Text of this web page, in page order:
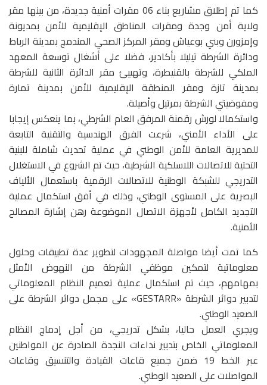
كما تم إطلاق مشاريع بناء 06 مقرات أمنية جديدة، من بينها مقر
ولاية أمن وجدة ومقرات المناطق الإقليمية للأمن بمديونة
وإمزورن وبني بوعياش ومقر المركز الصحي المندمج بمدينة الرباط
ودائرة الشرطة تيليلا بأكادير، فضلا على أشغال توسعة المعهد
الملكي للشرطة بالقنيطرة، وتهييئ مقر الدائرة الثانية للشرطة
بمدينة تازة ومقر المنطقة الإقليمية للأمن بمدينة تمارة
ومفوضيتي الشرطة بمرتيل وأصيلة.
واستكمالا لورش رقمنة المرفق العام الشرطي، بما ينعكس إيجابا
على الأداء الأمني، شرعت الفرق الهندسية والتقنية التابعة
للمديرية العامة للأمن الوطني في عملية تحديث شاملة للبنية
التحتية للاتصالات اللاسلكية الشرطية، حيث تم الشروع في الاستغلال
التدريجي للشبكة الوطنية للاتصالات الرقمية باستعمال الألياف
البصرية على المستوى الوطني، وذلك في أفق استكمال عملية
التجديد الكامل لأجهزة الاتصال الموضوعة رهن إشارة المصالح
الأمنية.
كما تمت أيضا مواصلة المجهودات لتطوير عدة تطبيقات وحلول
معلوماتية لتمكين موظفي الشرطة من النهوض الأمثل
بمهامهم، حيث تم استكمال عملية تعميم النظام المعلوماتي
لتدبير دوائر الشرطة «GESTARR» على مجمل دوائر الشرطة على
الصعيد الوطني.
ويجري العمل حاليا، بشكل تدريجي، من أجل إدماج النظام
المعلوماتي الخاص بتدبير نداءات النجدة الصادرة عن المواطنين
عبر الخط 19 ضمن جميع قاعات القيادة والتنسيق وقاعات
المواصلات على الصعيد الوطني.